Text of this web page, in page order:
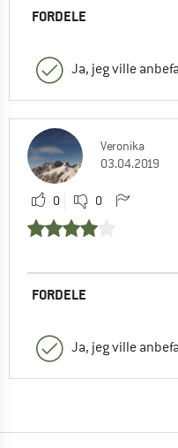
FORDELE
Ja, jeg ville
Veronika
03.04.2019
0 0
FORDELE
Ja, jeg ville